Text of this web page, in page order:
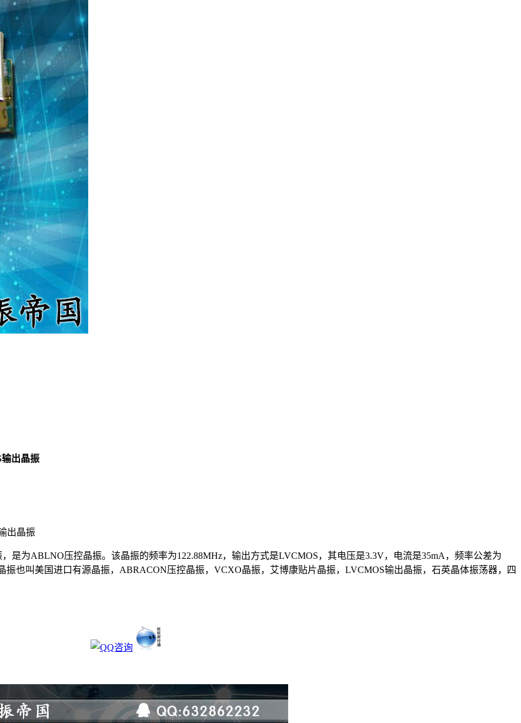
出晶振
出晶振
是为ABLNO压控晶振。该晶振的频率为122.88MHz，输出方式是LVCMOS，其电压是3.3V，电流是35mA，频率公差为
振也叫美国进口有源晶振，ABRACON压控晶振，VCXO晶振，艾博康贴片晶振，LVCMOS输出晶振，石英晶体振荡器，四